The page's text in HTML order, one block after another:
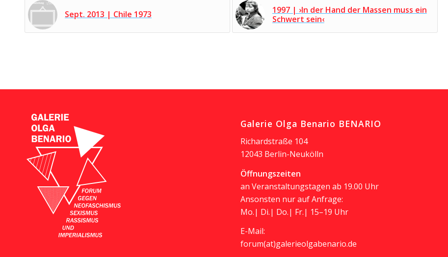
Sept. 2013 | Chile 1973
1997 | ›In der Hand der Massen muss ein
Schwert sein‹
Galerie Olga Benario BENARIO
Richardstraße 104
12043 Berlin-Neukölln
Öffnungszeiten
an Veranstaltungstagen ab 19.00 Uhr
Ansonsten nur auf Anfrage:
Mo.| Di.| Do.| Fr.| 15–19 Uhr
E-Mail:
forum(at)galerieolgabenario.de